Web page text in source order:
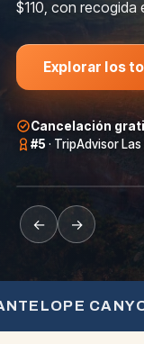
$110, con recogida
Explorar los
Cancelación
#5 · TripAdvisor Las
BEST SELLER
GRUPO PEQUEÑO
AROUND LAS
VEGAS
← →
CANYON◆